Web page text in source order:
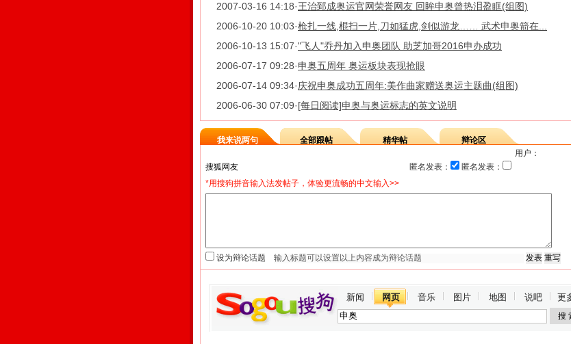
2007-03-16 14:18·王治郅成奥运官网荣誉网友 回眸申奥曾热泪盈眶(组图)
2006-10-20 10:03·枪扎一线,棍扫一片,刀如猛虎,剑似游龙…… 武术申奥箭在...
2006-10-13 15:07·"飞人"乔丹加入申奥团队 助芝加哥2016申办成功
2006-07-17 09:28·申奥五周年 奥运板块表现抢眼
2006-07-14 09:34·庆祝申奥成功五周年:美作曲家赠送奥运主题曲(组图)
2006-06-30 07:09·[每日阅读]申奥与奥运标志的英文说明
我来说两句 全部跟帖 精华帖
辩论区
用户：
匿名发表：
匿名发表：
*用搜狗拼音输入法发帖子，体验更流畅的中文输入>>
设为辩论话题
新闻 网页 音乐 图片 地图 说吧 更